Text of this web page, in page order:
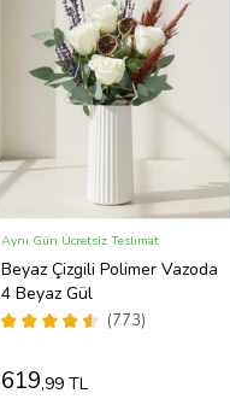
Beyaz Çizgili Polimer Vazoda
4 Beyaz Gül
(773)
Aynı Gün Ücretsiz Teslimat
619,99 TL